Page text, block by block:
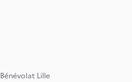
Bénévolat Lille